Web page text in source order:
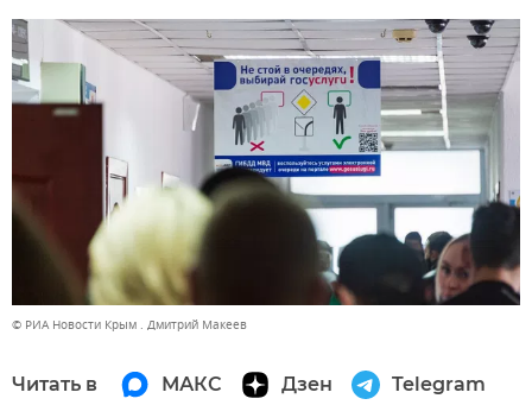
© РИА Новости Крым . Дмитрий Макеев
Читать в МАКС Дзен Telegram